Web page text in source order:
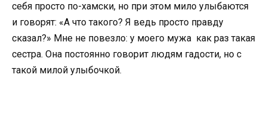
себя просто по-хамски, но при этом мило улыбаются
и говорят: «А что такого? Я ведь просто правду
сказал?» Мне не повезло: у моего мужа как раз такая
сестра. Она постоянно говорит людям гадости, но с
такой милой улыбочкой.